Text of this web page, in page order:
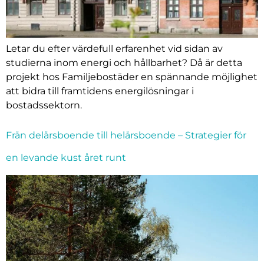
Letar du efter värdefull erfarenhet vid sidan av
studierna inom energi och hållbarhet? Då är detta
projekt hos Familjebostäder en spännande möjlighet
att bidra till framtidens energilösningar i
bostadssektorn.
Från delårsboende till helårsboende – Strategier för
en levande kust året runt